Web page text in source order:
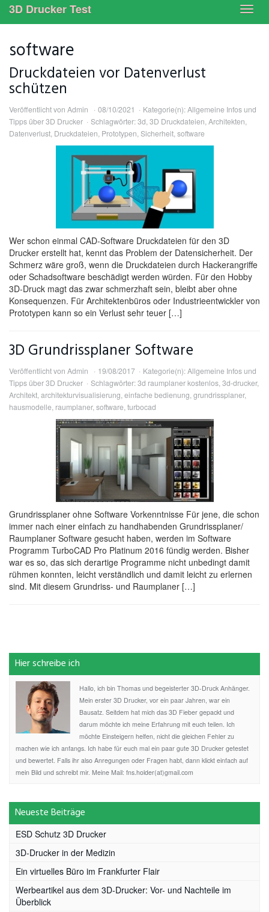
3D Drucker Test
software
Druckdateien vor Datenverlust
schützen
Veröffentlicht von Admin 08/10/2021 Kategorie(n):Allgemeine Infos und
Tipps über 3D Drucker
Schlagwörter:3d, 3D Druckdateien, Architekten,
Datenverlust, Druckdateien, Prototypen, Sicherheit, software
Wer schon einmal CAD-Software Druckdateien für den 3D
Drucker erstellt hat, kennt das Problem der Datensicherheit. Der
Schmerz wäre groß, wenn die Druckdateien durch Hackerangriffe
oder Schadsoftware beschädigt werden würden. Für den Hobby
3D-Druck magt das zwar schmerzhaft sein, bleibt aber ohne
Konsequenzen. Für Architektenbüros oder Industrieentwickler von
Prototypen kann so ein Verlust sehr teuer […]
3D Grundrissplaner Software
Veröffentlicht von Admin 19/08/2017 Kategorie(n):Allgemeine Infos und
Tipps über 3D Drucker
Schlagwörter:3d raumplaner kostenlos, 3d-drucker,
Architekt, architekturvisualisierung, einfache bedienung, grundrissplaner,
hausmodelle, raumplaner, software, turbocad
Grundrissplaner ohne Software Vorkenntnisse Für jene, die schon
immer nach einer einfach zu handhabenden Grundrissplaner/
Raumplaner Software gesucht haben, werden im Software
Programm TurboCAD Pro Platinum 2016 fündig werden. Bisher
war es so, das sich derartige Programme nicht unbedingt damit
rühmen konnten, leicht verständlich und damit leicht zu erlernen
sind. Mit diesem Grundriss- und Raumplaner […]
Hier schreibe ich
Hallo, ich bin Thomas und begeisterter 3D-Druck Anhänger.
Mein erster 3D Drucker, vor ein paar Jahren, war ein
Bausatz. Seitdem hat mich das 3D Fieber gepackt und
darum möchte ich meine Erfahrung mit euch teilen. Ich
möchte Einsteigern helfen, nicht die gleichen Fehler zu
machen wie ich anfangs. Ich habe für euch mal ein paar gute 3D Drucker getestet
und bewertet. Falls ihr also Anregungen oder Fragen habt, dann klickt einfach auf
mein Bild und schreibt mir. Meine Mail: fns.holder(at)gmail.com
Neueste Beiträge
ESD Schutz 3D Drucker
3D-Drucker in der Medizin
Ein virtuelles Büro im Frankfurter Flair
Werbeartikel aus dem 3D-Drucker: Vor- und Nachteile im
Überblick